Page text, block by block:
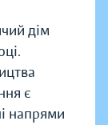
дім
є
напрями